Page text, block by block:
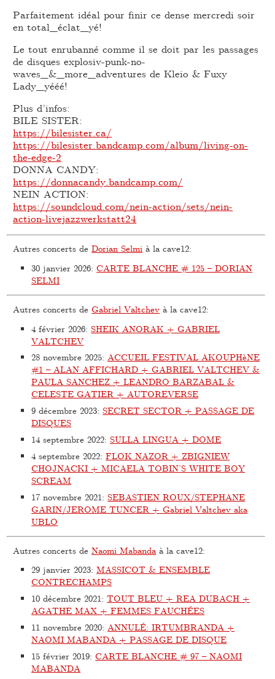
Parfaitement idéal pour finir ce dense mercredi soir
en total_éclat_yé!
Le tout enrubanné comme il se doit par les passages
de disques explosiv-punk-no-
waves_&_more_adventures de Kleio & Fuxy
Lady_yééé!
Plus d’infos:
BILE SISTER:
https://bilesister.ca/
https://bilesister.bandcamp.com/album/living-on-
the-edge-2
DONNA CANDY:
https://donnacandy.bandcamp.com/
NEIN ACTION:
https://soundcloud.com/nein-action/sets/nein-
action-livejazzwerkstatt24
Autres concerts deDorian Selmi à la cave12:
30 janvier 2026:CARTE BLANCHE # 125 – DORIAN
SELMI
Autres concerts deGabriel Valtchev à la cave12:
4 février 2026:SHEIK ANORAK + GABRIEL
VALTCHEV
28 novembre 2025:ACCUEIL FESTIVAL AKOUPHèNE
#1 – ALAN AFFICHARD + GABRIEL VALTCHEV &
PAULA SANCHEZ + LEANDRO BARZABAL &
CELESTE GATIER + AUTOREVERSE
9 décembre 2023:SECRET SECTOR + PASSAGE DE
DISQUES
14 septembre 2022:SULLA LINGUA + DOME
4 septembre 2022:FLOK NAZOR + ZBIGNIEW
CHOJNACKI + MICAELA TOBIN’S WHITE BOY
SCREAM
17 novembre 2021:SEBASTIEN ROUX/STEPHANE
GARIN/JEROME TUNCER + Gabriel Valtchev aka
UBLO
Autres concerts deNaomi Mabandaà la cave12:
29 janvier 2023:MASSICOT & ENSEMBLE
CONTRECHAMPS
10 décembre 2021:TOUT BLEU + REA DUBACH +
AGATHE MAX + FEMMES FAUCHÉES
11 novembre 2020:ANNULÉ: IRTUMBRANDA +
NAOMI MABANDA + PASSAGE DE DISQUE
15 février 2019:CARTE BLANCHE # 97 – NAOMI
MABANDA